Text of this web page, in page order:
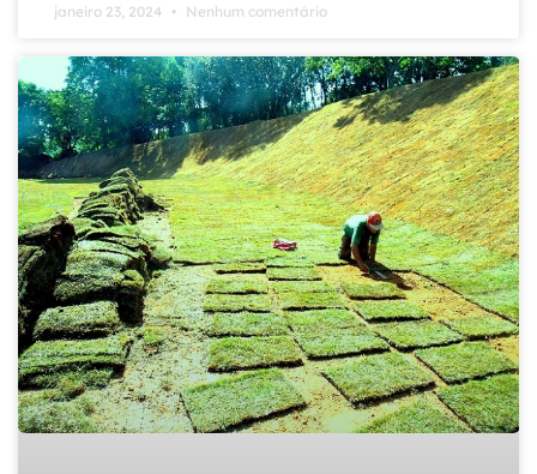
janeiro 23, 2024 Nenhum comentário